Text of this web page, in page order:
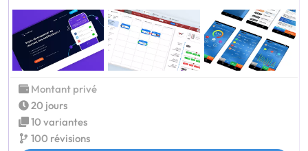
Montant privé
20 jours
10 variantes
100 révisions